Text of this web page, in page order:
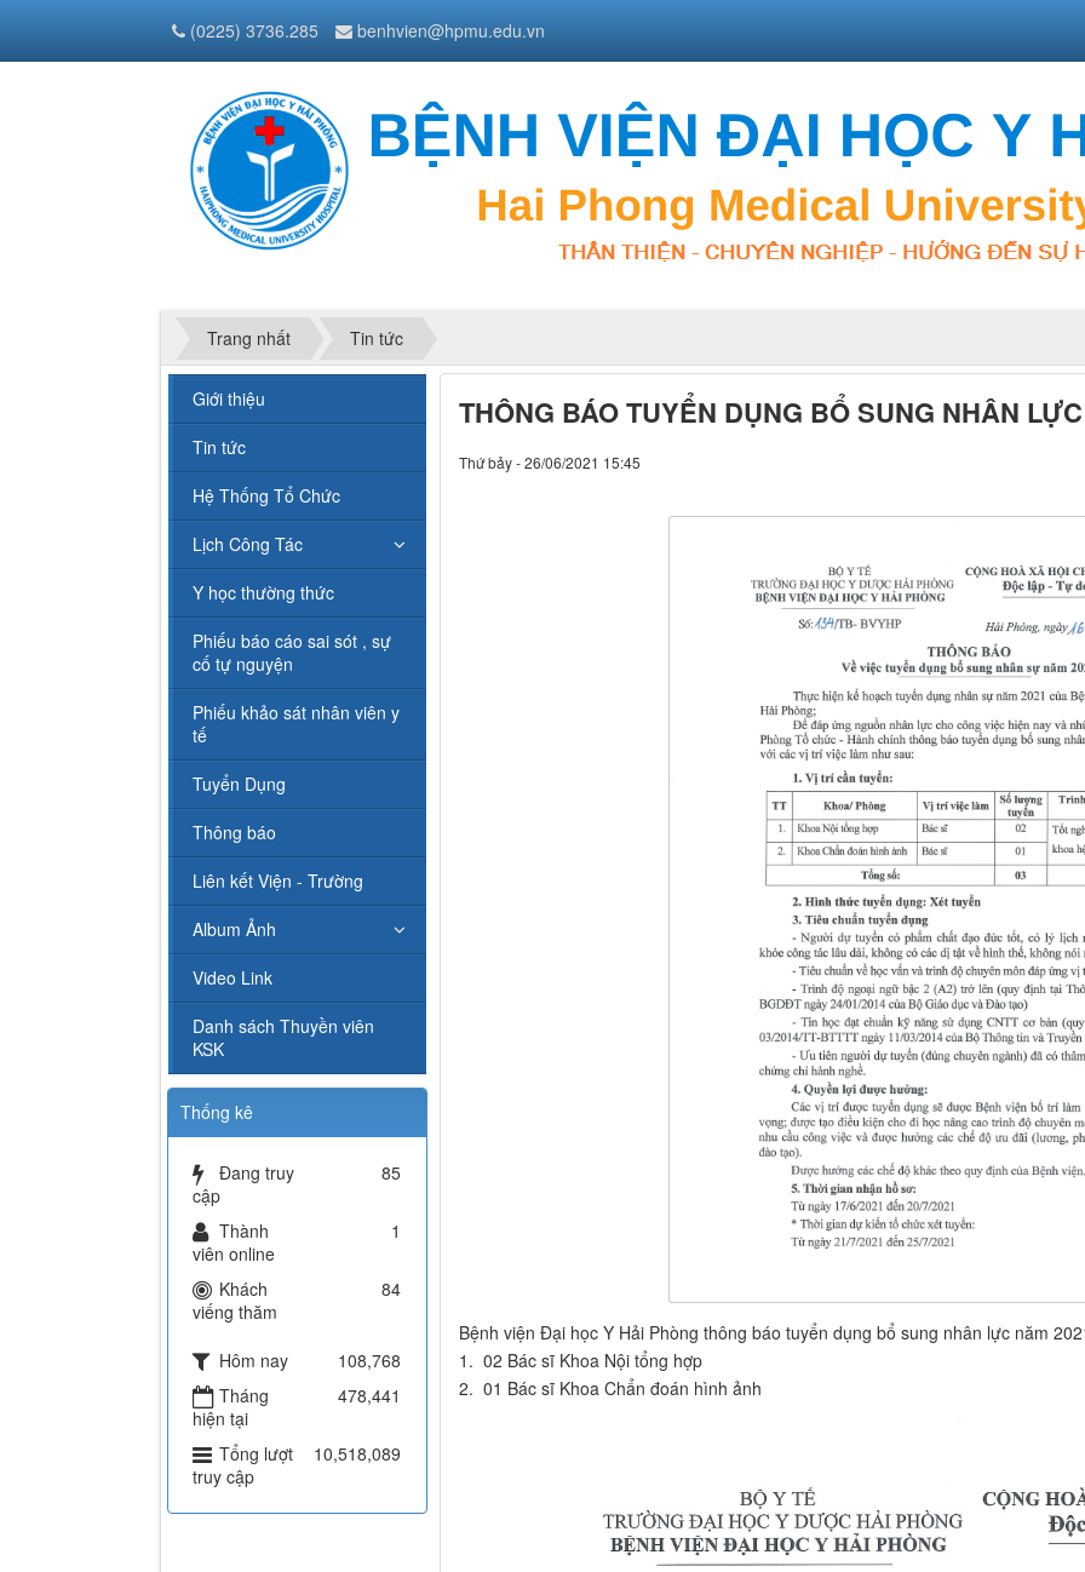
(0225) 3736.285 benhvien@hpmu.edu.vn
Trang nhất Tin tức
THÔNG BÁO TUYỂN DỤNG BỔ SUNG NHÂN
Thứ bảy - 26/06/2021 15:45
Bệnh viện Đại học Y Hải Phòng thông báo tuyển dụng bổ sung nhân lực năm
1. 02 Bác sĩ Khoa Nội tổng hợp
2. 01 Bác sĩ Khoa Chẩn đoán hình ảnh
Giới thiệu
Tin tức
Hệ Thống Tổ Chức
Lịch Công Tác
Y học thường thức
Phiếu báo cáo sai sót , sự
cố tự nguyện
Phiếu khảo sát nhân viên y
tế
Tuyển Dụng
Thông báo
Liên kết Viện - Trường
Album Ảnh
Video Link
Danh sách Thuyền viên
KSK
Thống kê
Đang truy
cập
85
Thành
viên online
1
Khách
viếng thăm
84
Hôm nay
108,768
Tháng
hiện tại
478,441
Tổng lượt
truy cập
10,518,089